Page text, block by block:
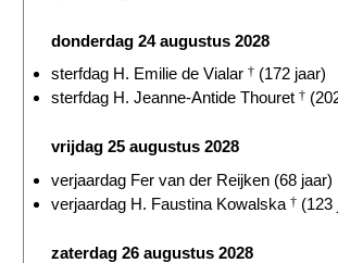
donderdag 24 augustus 2028
sterfdag H. Emilie de Vialar † (172 jaar)
sterfdag H. Jeanne-Antide Thouret †
vrijdag 25 augustus 2028
verjaardag Fer van der Reijken (68 jaar)
verjaardag H. Faustina Kowalska † (123
zaterdag 26 augustus 2028